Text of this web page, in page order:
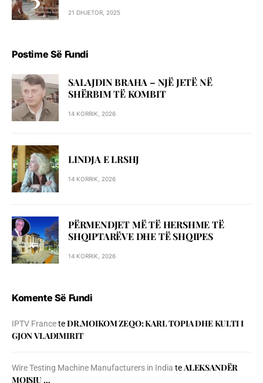
21 DHJETOR, 2025
Postime Së Fundi
SALAJDIN BRAHA – NJЁ JETЁ NЁ
SHЁRBIM TЁ KOMBIT
14 KORRIK, 2026
LINDJA E LRSHJ
14 KORRIK, 2026
PËRMENDJET MË TË HERSHME TË
SHQIPTARËVE DHE TË SHQIPES
14 KORRIK, 2026
Komente Së Fundi
IPTV FranceteDR.MOIKOM ZEQO: KARL TOPIA DHE KULTI I
GJON VLADIMIRIT
Wire Testing Machine Manufacturers in India teALEKSANDËR
MOISIU …